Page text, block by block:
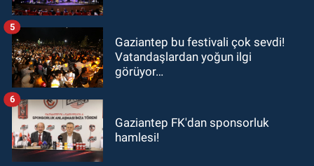
Gaziantep bu festivali çok sevdi!
Vatandaşlardan yoğun ilgi
görüyor…
5
Gaziantep FK'dan sponsorluk
hamlesi!
6